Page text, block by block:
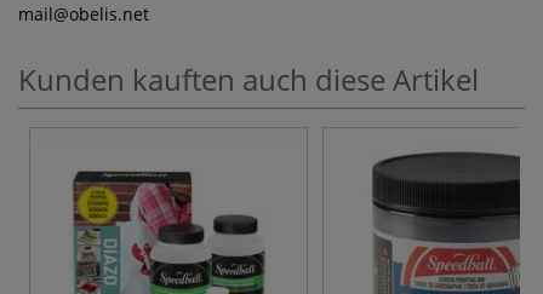
mail@obelis.net
Kunden kauften auch diese Artikel